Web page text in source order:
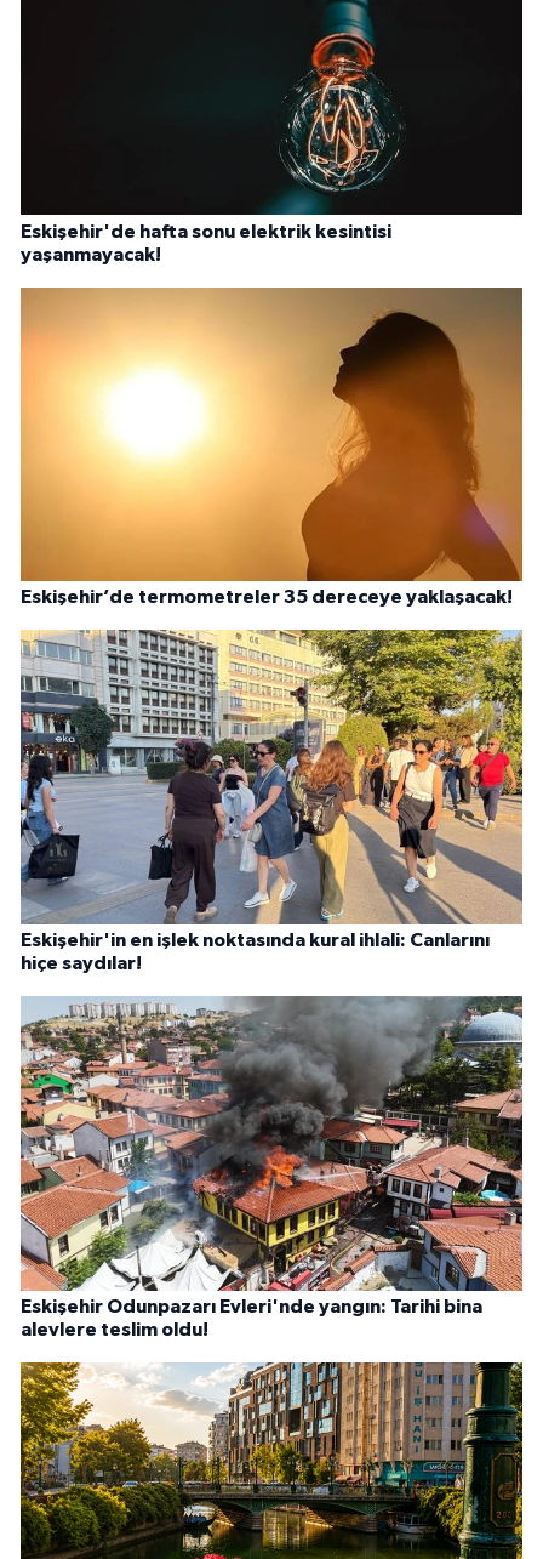
Eskişehir'de hafta sonu elektrik kesintisi
yaşanmayacak!
Eskişehir’de termometreler 35 dereceye yaklaşacak!
Eskişehir'in en işlek noktasında kural ihlali: Canlarını
hiçe saydılar!
Eskişehir Odunpazarı Evleri'nde yangın: Tarihi bina
alevlere teslim oldu!